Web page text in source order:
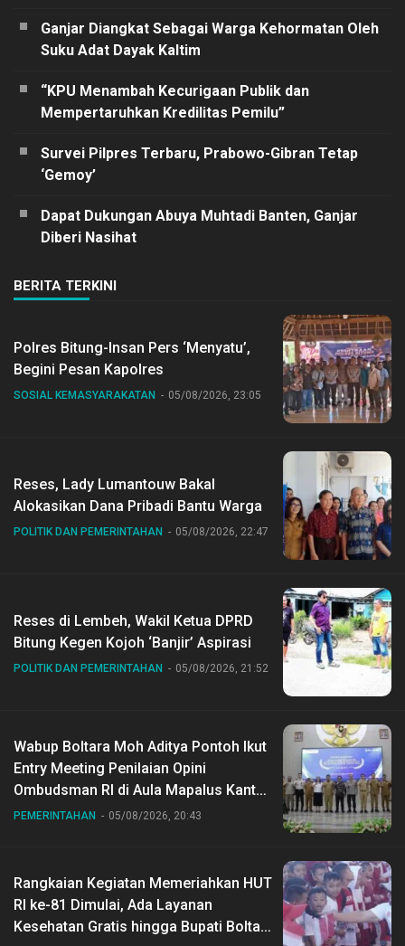
Ganjar Diangkat Sebagai Warga Kehormatan Oleh
Suku Adat Dayak Kaltim
“KPU Menambah Kecurigaan Publik dan
Mempertaruhkan Kredilitas Pemilu”
Survei Pilpres Terbaru, Prabowo-Gibran Tetap
‘Gemoy’
Dapat Dukungan Abuya Muhtadi Banten, Ganjar
Diberi Nasihat
BERITA TERKINI
Polres Bitung-Insan Pers ‘Menyatu’,
Begini Pesan Kapolres
SOSIAL KEMASYARAKATAN 05/08/2026, 23:05
Reses, Lady Lumantouw Bakal
Alokasikan Dana Pribadi Bantu Warga
POLITIK DAN PEMERINTAHAN 05/08/2026, 22:47
Reses di Lembeh, Wakil Ketua DPRD
Bitung Kegen Kojoh ‘Banjir’ Aspirasi
POLITIK DAN PEMERINTAHAN 05/08/2026, 21:52
Wabup Boltara Moh Aditya Pontoh Ikut
Entry Meeting Penilaian Opini
Ombudsman RI di Aula Mapalus Kantur
Gubernur Sulut
PEMERINTAHAN 05/08/2026, 20:43
Rangkaian Kegiatan Memeriahkan HUT
RI ke-81 Dimulai, Ada Layanan
Kesehatan Gratis hingga Bupati Boltara